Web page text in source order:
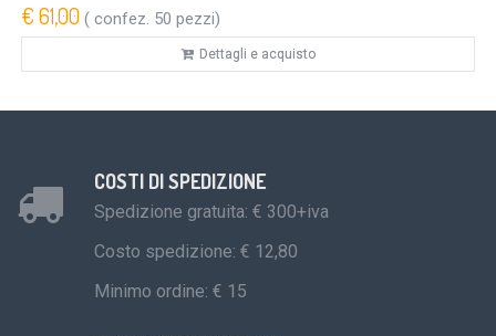
€ 61,00 ( confez. 50 pezzi)
Dettagli e acquisto
COSTI DI SPEDIZIONE
Spedizione gratuita: € 300+iva
Costo spedizione: € 12,80
Minimo ordine: € 15